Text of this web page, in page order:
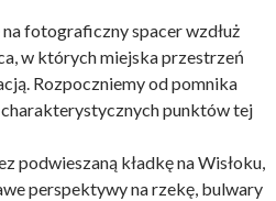
fotograficzny spacer wzdłuż
w których miejska przestrzeń
Rozpoczniemy od pomnika
punktów tej
podwieszaną kładkę na Wisłoku,
perspektywy na rzekę, bulwary